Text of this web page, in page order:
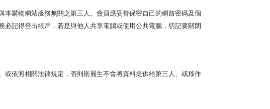
購物網站服務無關之第三人。會員應妥善保密自己的網路密碼及個
記得登出帳戶，若是與他人共享電腦或使用公共電腦，切記要關閉
依照相關法律規定，否則衛麗生不會將資料提供給第三人、或移作